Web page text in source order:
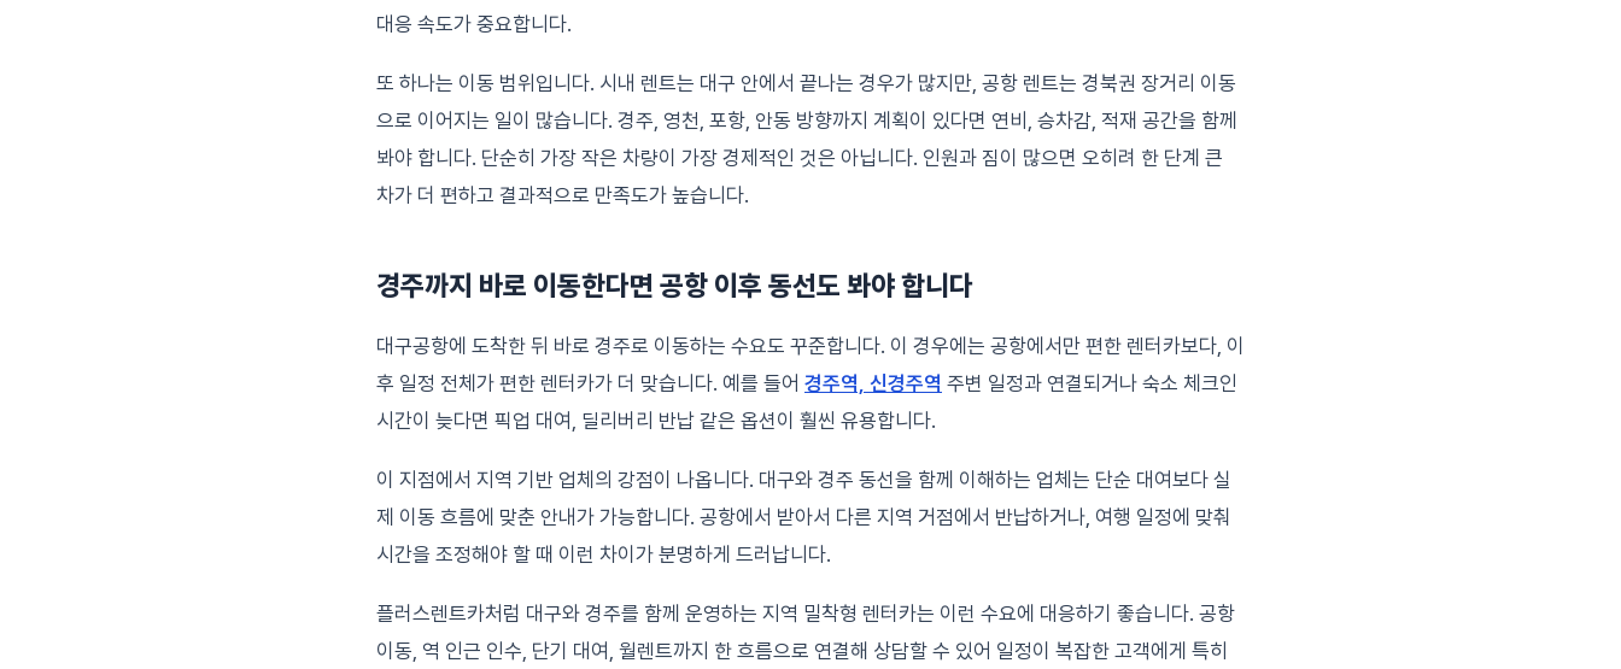
대응 속도가 중요합니다.
또 하나는 이동 범위입니다. 시내 렌트는 대구 안에서 끝나는 경우가 많지만, 공항 렌트는 경북권 장거리 이동
으로 이어지는 일이 많습니다. 경주, 영천, 포항, 안동 방향까지 계획이 있다면 연비, 승차감, 적재 공간을 함께
봐야 합니다. 단순히 가장 작은 차량이 가장 경제적인 것은 아닙니다. 인원과 짐이 많으면 오히려 한 단계 큰
차가 더 편하고 결과적으로 만족도가 높습니다.
경주까지 바로 이동한다면 공항 이후 동선도 봐야 합니다
대구공항에 도착한 뒤 바로 경주로 이동하는 수요도 꾸준합니다. 이 경우에는 공항에서만 편한 렌터카보다, 이
후 일정 전체가 편한 렌터카가 더 맞습니다. 예를 들어 경주역, 신경주역 주변 일정과 연결되거나 숙소 체크인
시간이 늦다면 픽업 대여, 딜리버리 반납 같은 옵션이 훨씬 유용합니다.
이 지점에서 지역 기반 업체의 강점이 나옵니다. 대구와 경주 동선을 함께 이해하는 업체는 단순 대여보다 실
제 이동 흐름에 맞춘 안내가 가능합니다. 공항에서 받아서 다른 지역 거점에서 반납하거나, 여행 일정에 맞춰
시간을 조정해야 할 때 이런 차이가 분명하게 드러납니다.
플러스렌트카처럼 대구와 경주를 함께 운영하는 지역 밀착형 렌터카는 이런 수요에 대응하기 좋습니다. 공항
이동, 역 인근 인수, 단기 대여, 월렌트까지 한 흐름으로 연결해 상담할 수 있어 일정이 복잡한 고객에게 특히